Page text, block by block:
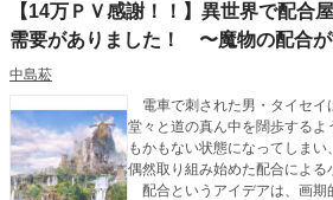
【14万ＰＶ感謝！！】異世界で配合
需要がありました！ 〜魔物の配合
中島菘
電車で刺された男・タイセイ
堂々と道の真ん中を闊歩する
もかもない状態になってしまい
偶然取り組み始めた配合による
配合というアイデアは、画期